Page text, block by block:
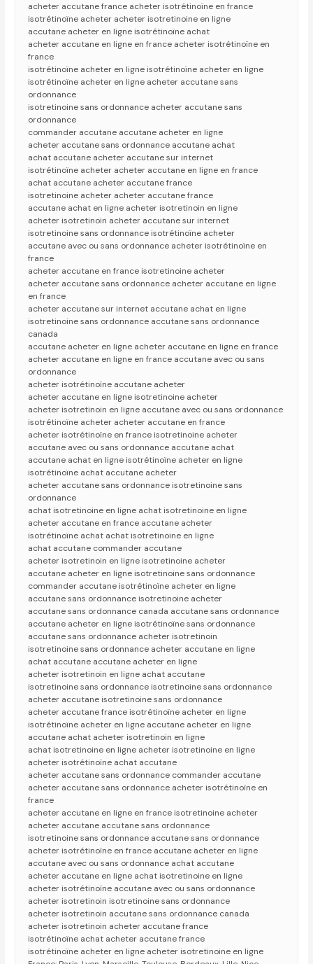
acheter accutane france acheter isotrétinoïne en france
isotrétinoïne acheter acheter isotretinoine en ligne
accutane acheter en ligne isotrétinoïne achat
acheter accutane en ligne en france acheter isotrétinoïne en
france
isotrétinoïne acheter en ligne isotrétinoïne acheter en ligne
isotrétinoïne acheter en ligne acheter accutane sans
ordonnance
isotretinoine sans ordonnance acheter accutane sans
ordonnance
commander accutane accutane acheter en ligne
acheter accutane sans ordonnance accutane achat
achat accutane acheter accutane sur internet
isotrétinoïne acheter acheter accutane en ligne en france
achat accutane acheter accutane france
isotretinoine acheter acheter accutane france
accutane achat en ligne acheter isotretinoin en ligne
acheter isotretinoin acheter accutane sur internet
isotretinoine sans ordonnance isotrétinoïne acheter
accutane avec ou sans ordonnance acheter isotrétinoïne en
france
acheter accutane en france isotretinoine acheter
acheter accutane sans ordonnance acheter accutane en ligne
en france
acheter accutane sur internet accutane achat en ligne
isotretinoine sans ordonnance accutane sans ordonnance
canada
accutane acheter en ligne acheter accutane en ligne en france
acheter accutane en ligne en france accutane avec ou sans
ordonnance
acheter isotrétinoïne accutane acheter
acheter accutane en ligne isotretinoine acheter
acheter isotretinoin en ligne accutane avec ou sans ordonnance
isotrétinoïne acheter acheter accutane en france
acheter isotrétinoïne en france isotretinoine acheter
accutane avec ou sans ordonnance accutane achat
accutane achat en ligne isotrétinoïne acheter en ligne
isotrétinoïne achat accutane acheter
acheter accutane sans ordonnance isotretinoine sans
ordonnance
achat isotretinoine en ligne achat isotretinoine en ligne
acheter accutane en france accutane acheter
isotrétinoïne achat achat isotretinoine en ligne
achat accutane commander accutane
acheter isotretinoin en ligne isotretinoine acheter
accutane acheter en ligne isotretinoine sans ordonnance
commander accutane isotrétinoïne acheter en ligne
accutane sans ordonnance isotretinoine acheter
accutane sans ordonnance canada accutane sans ordonnance
accutane acheter en ligne isotrétinoïne sans ordonnance
accutane sans ordonnance acheter isotretinoin
isotretinoine sans ordonnance acheter accutane en ligne
achat accutane accutane acheter en ligne
acheter isotretinoin en ligne achat accutane
isotretinoine sans ordonnance isotretinoine sans ordonnance
acheter accutane isotretinoine sans ordonnance
acheter accutane france isotrétinoïne acheter en ligne
isotrétinoïne acheter en ligne accutane acheter en ligne
accutane achat acheter isotretinoin en ligne
achat isotretinoine en ligne acheter isotretinoine en ligne
acheter isotrétinoïne achat accutane
acheter accutane sans ordonnance commander accutane
acheter accutane sans ordonnance acheter isotrétinoïne en
france
acheter accutane en ligne en france isotretinoine acheter
acheter accutane accutane sans ordonnance
isotretinoine sans ordonnance accutane sans ordonnance
acheter isotrétinoïne en france accutane acheter en ligne
accutane avec ou sans ordonnance achat accutane
acheter accutane en ligne achat isotretinoine en ligne
acheter isotrétinoïne accutane avec ou sans ordonnance
acheter isotretinoin isotretinoine sans ordonnance
acheter isotretinoin accutane sans ordonnance canada
acheter isotretinoin acheter accutane france
isotrétinoïne achat acheter accutane france
isotrétinoïne acheter en ligne acheter isotretinoine en ligne